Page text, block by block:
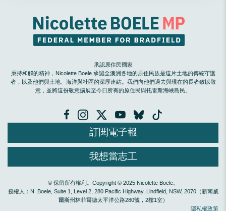
承認原住民國家
秉持和解的精神，Nicolette Boele 承認全澳洲各地的原住民族是這片土地的傳統守護
者，以及他們與土地、海洋與社區的深厚連結。我們向他們過去與現在的長者致以敬
意，並將這份敬意擴展至今日所有的原住民與托雷斯海峽島民。
訂閱電子報
我想當志工
© 保留所有權利。Copyright © 2025 Nicolette Boele。
授權人：N. Boele, Suite 1, Level 2, 280 Pacific Highway, Lindfield, NSW, 2070（新南威
爾斯州林菲爾德太平洋公路280號，2樓1室）
隱私權政策